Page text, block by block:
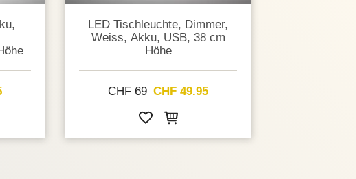
LED Tischleuchte, Dimmer,
Weiss, Akku, USB, 38 cm
Höhe
CHF 69 CHF 49.95